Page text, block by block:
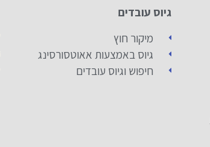
גיוס עובדים
מיקור חוץ
גיוס באמצעות אאוטסורסינג
חיפוש וגיוס עובדים